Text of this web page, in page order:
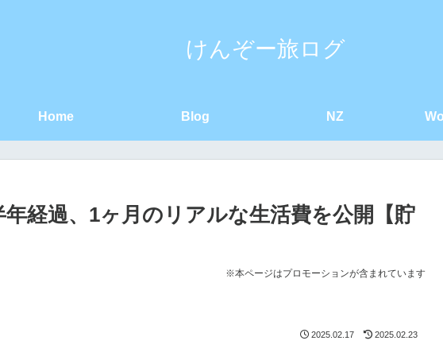
けんぞー旅ログ
Home Blog NZ
年経過、1ヶ月のリアルな生活費を公開【貯
※本ページはプロモーションが含まれています
2025.02.17 2025.02.23